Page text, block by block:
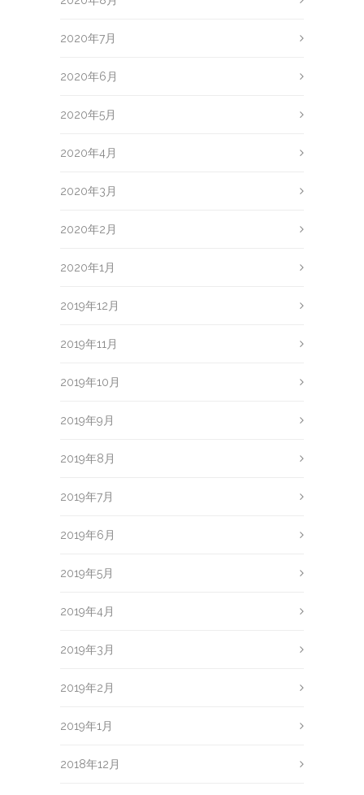
2020年7月
2020年6月
2020年5月
2020年4月
2020年3月
2020年2月
2020年1月
2019年12月
2019年11月
2019年10月
2019年9月
2019年8月
2019年7月
2019年6月
2019年5月
2019年4月
2019年3月
2019年2月
2019年1月
2018年12月